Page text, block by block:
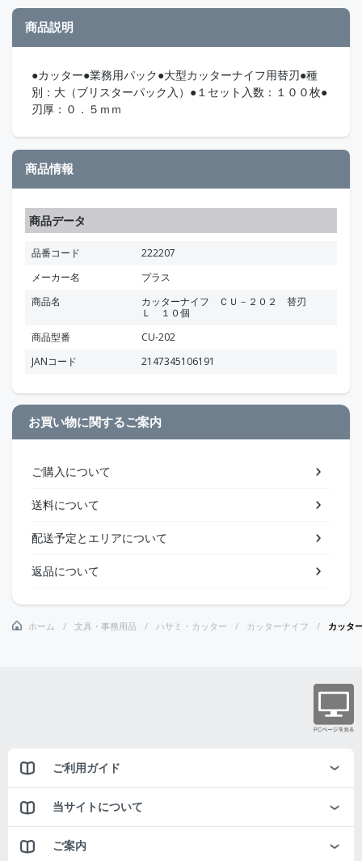
商品説明
●カッター●業務用パック●大型カッターナイフ用替刃●種
別：大（ブリスターパック入）●１セット入数：１００枚●
刃厚：０．５ｍｍ
商品情報
商品データ
品番コード
222207
メーカー名
プラス
商品名
カッターナイフ ＣＵ－２０２ 替刃
Ｌ １０個
商品型番
CU-202
JANコード
2147345106191
お買い物に関するご案内
ご購入について
送料について
配送予定とエリアについて
返品について
ホーム 文具・事務用品 ハサミ・カッター カッターナイフ カッタ
ご利用ガイド
当サイトについて
ご案内